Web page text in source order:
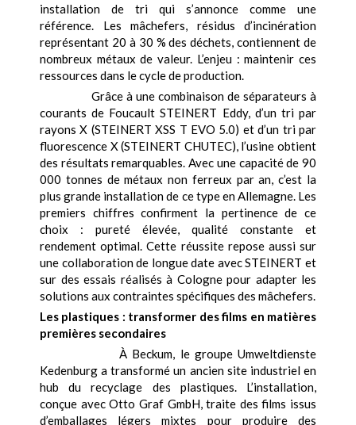
installation de tri qui s’annonce comme une
référence. Les mâchefers, résidus d’incinération
représentant 20 à 30 % des déchets, contiennent de
nombreux métaux de valeur. L’enjeu : maintenir ces
ressources dans le cycle de production.
Grâce à une combinaison de séparateurs à
courants de Foucault STEINERT Eddy, d’un tri par
rayons X (STEINERT XSS T EVO 5.0) et d’un tri par
fluorescence X (STEINERT CHUTEC), l’usine obtient
des résultats remarquables. Avec une capacité de 90
000 tonnes de métaux non ferreux par an, c’est la
plus grande installation de ce type en Allemagne. Les
premiers chiffres confirment la pertinence de ce
choix : pureté élevée, qualité constante et
rendement optimal. Cette réussite repose aussi sur
une collaboration de longue date avec STEINERT et
sur des essais réalisés à Cologne pour adapter les
solutions aux contraintes spécifiques des mâchefers.
Les plastiques : transformer des films en matières
premières secondaires
À Beckum, le groupe Umweltdienste
Kedenburg a transformé un ancien site industriel en
hub du recyclage des plastiques. L’installation,
conçue avec Otto Graf GmbH, traite des films issus
d’emballages légers mixtes pour produire des